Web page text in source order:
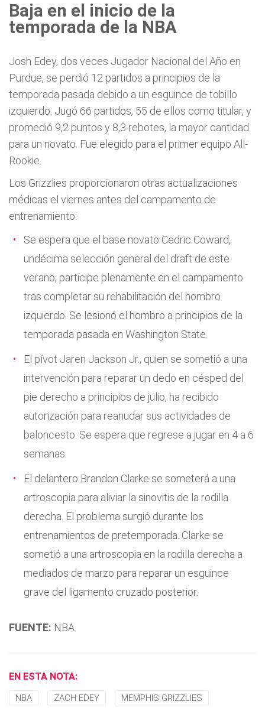
Baja en el inicio de la
temporada de la NBA
Josh Edey, dos veces Jugador Nacional del Año en
Purdue, se perdió 12 partidos a principios de la
temporada pasada debido a un esguince de tobillo
izquierdo. Jugó 66 partidos, 55 de ellos como titular, y
promedió 9,2 puntos y 8,3 rebotes, la mayor cantidad
para un novato. Fue elegido para el primer equipo All-
Rookie.
Los Grizzlies proporcionaron otras actualizaciones
médicas el viernes antes del campamento de
entrenamiento:
Se espera que el base novato Cedric Coward,
undécima selección general del draft de este
verano, participe plenamente en el campamento
tras completar su rehabilitación del hombro
izquierdo. Se lesionó el hombro a principios de la
temporada pasada en Washington State.
El pívot Jaren Jackson Jr., quien se sometió a una
intervención para reparar un dedo en césped del
pie derecho a principios de julio, ha recibido
autorización para reanudar sus actividades de
baloncesto. Se espera que regrese a jugar en 4 a 6
semanas.
El delantero Brandon Clarke se someterá a una
artroscopia para aliviar la sinovitis de la rodilla
derecha. El problema surgió durante los
entrenamientos de pretemporada. Clarke se
sometió a una artroscopia en la rodilla derecha a
mediados de marzo para reparar un esguince
grave del ligamento cruzado posterior.
FUENTE: NBA
EN ESTA NOTA:
NBA ZACH EDEY MEMPHIS GRIZZLIES